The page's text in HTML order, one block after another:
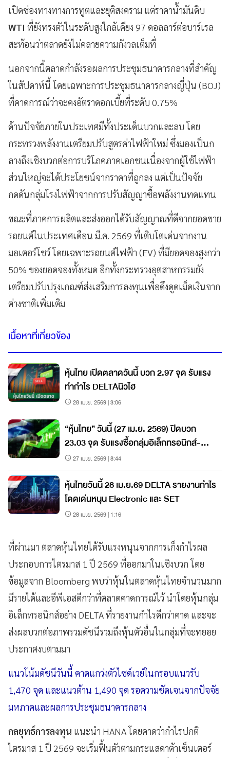
เปิดช่องทางทางการทูตและยุติสงคราม แต่ราคาน้ำมันดิบ
WTI ที่ยังทรงตัวในระดับสูงใกล้เคียง 97 ดอลลาร์ต่อบาร์เรล
สะท้อนว่าตลาดยังไม่คลายความกังวลเต็มที่
นอกจากนี้ตลาดกำลังรอผลการประชุมธนาคารกลางที่สำคัญ
ในสัปดาห์นี้ โดยเฉพาะการประชุมธนาคารกลางญี่ปุ่น (BOJ)
ที่คาดการณ์ว่าจะคงอัตราดอกเบี้ยที่ระดับ 0.75%
ด้านปัจจัยภายในประเทศมีทั้งประเด็นบวกและลบ โดย
กระทรวงพลังงานเตรียมปรับสูตรค่าไฟฟ้าใหม่ ซึ่งมองเป็นก
ลางถึงเชิงบวกต่อการบริโภคภาคเอกชนเนื่องจากผู้ใช้ไฟฟ้า
ส่วนใหญ่จะได้ประโยชน์จากราคาที่ถูกลง แต่เป็นปัจจัย
กดดันกลุ่มโรงไฟฟ้าจากการปรับสัญญาซื้อพลังงานทดแทน
ขณะที่ภาคการผลิตและส่งออกได้รับสัญญาณที่ดีจากยอดขาย
รถยนต์ในประเทศเดือน มี.ค. 2569 ที่เติบโตเด่นจากงาน
มอเตอร์โชว์ โดยเฉพาะรถยนต์ไฟฟ้า (EV) ที่มียอดจองสูงกว่า
50% ของยอดจองทั้งหมด อีกทั้งกระทรวงอุตสาหกรรมยัง
เตรียมปรับปรุงเกณฑ์ส่งเสริมการลงทุนเพื่อดึงดูดเม็ดเงินจาก
ต่างชาติเพิ่มเติม
เนื้อหาที่เกี่ยวข้อง
หุ้นไทย เปิดตลาดวันนี้ บวก 2.97 จุด รับแรง
ทำกำไร DELTAนิวไฮ
28 เม.ย. 2569 | 3:06
“หุ้นไทย” วันนี้ (27 เม.ย. 2569) ปิดบวก
23.03 จุด รับแรงซื้อกลุ่มอิเล็กทรอนิกส์-
ตัวเลขส่งออกแข็งแกร่ง
27 เม.ย. 2569 | 8:44
หุ้นไทยวันนี้ 28 เม.ย.69 DELTA รายงานกำไร
โดดเด่นหนุน Electronic และ SET
28 เม.ย. 2569 | 1:16
ที่ผ่านมา ตลาดหุ้นไทยได้รับแรงหนุนจากการเก็งกำไรผล
ประกอบการไตรมาส 1 ปี 2569 ที่ออกมาในเชิงบวก โดย
ข้อมูลจาก Bloomberg พบว่าหุ้นในตลาดหุ้นไทยจำนวนมาก
มีรายได้และอีพีเอสดีกว่าที่ตลาดคาดการณ์ไว้ นำโดยหุ้นกลุ่ม
อิเล็กทรอนิกส์อย่าง DELTA ที่รายงานกำไรดีกว่าคาด และจะ
ส่งผลบวกต่อภาพรวมดัชนีรวมถึงหุ้นตัวอื่นในกลุ่มที่จะทยอย
ประกาศงบตามมา
แนวโน้มดัชนีวันนี้ คาดแกว่งตัวไซด์เวย์ในกรอบแนวรับ
1,470 จุด และแนวต้าน 1,490 จุด รอความชัดเจนจากปัจจัย
มหภาคและผลการประชุมธนาคารกลาง
กลยุทธ์การลงทุน แนะนำ HANA โดยคาดว่ากำไรปกติ
ไตรมาส 1 ปี 2569 จะเริ่มฟื้นตัวตามกระแสดาต้าเซ็นเตอร์